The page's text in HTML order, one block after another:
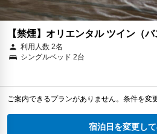
【禁煙】オリエンタル ツイン（
利用人数 2名
シングルベッド 2台
ご案内できるプランがありません。条件を変
宿泊日を変更し